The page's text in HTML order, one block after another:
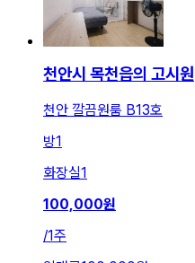
천안시 목천읍의 고시원
천안 깔끔원룸 B13호
방1
화장실1
100,000원
/1주